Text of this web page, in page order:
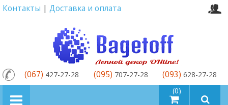
Контакты | Доставка и оплата
товаров (0)
(067) 427-27-28 (095) 707-27-28 (093) 628-27-28